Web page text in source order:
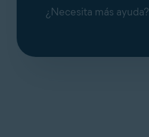
¿Necesita más ayuda?